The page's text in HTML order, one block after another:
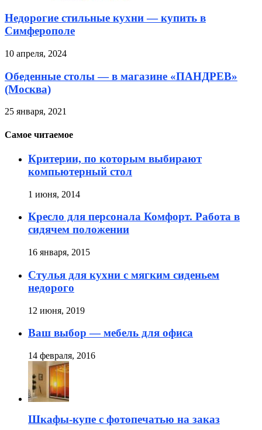
Недорогие стильные кухни — купить в
Симферополе
10 апреля, 2024
Обеденные столы — в магазине «ПАНДРЕВ»
(Москва)
25 января, 2021
Самое читаемое
Критерии, по которым выбирают
компьютерный стол
1 июня, 2014
Кресло для персонала Комфорт. Работа в
сидячем положении
16 января, 2015
Стулья для кухни с мягким сиденьем
недорого
12 июня, 2019
Ваш выбор — мебель для офиса
14 февраля, 2016
Шкафы-купе с фотопечатью на заказ